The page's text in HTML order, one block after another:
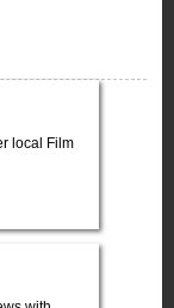
local Film